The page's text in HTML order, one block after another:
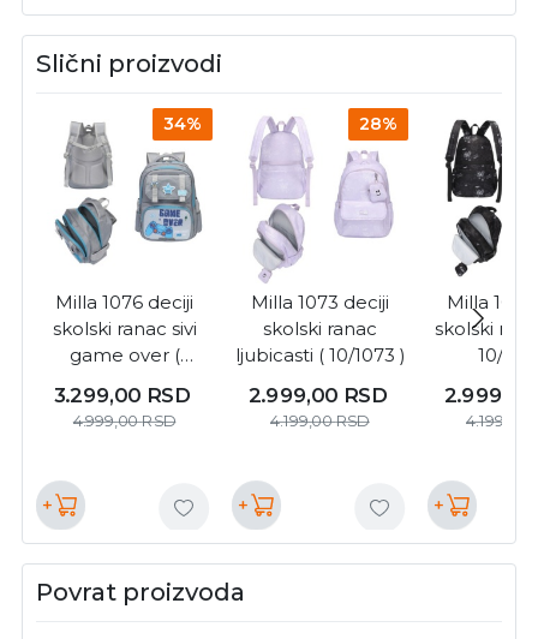
Slični proizvodi
34%
Milla 1076 deciji
skolski ranac sivi
game over (
3.299,00 RSD
4.999,00RSD
+
28%
Milla 1073 deciji
skolski ranac
ljubicasti ( 10/1073 )
2.999,00 RSD
4.199,00RSD
+
Milla
skolski
10/
4.199,00
+
Povrat proizvoda